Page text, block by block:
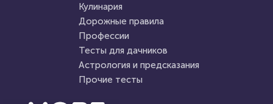
31 марта 2021 223997
Кулинария
Дорожные правила
Профессии
Тесты для дачников
Астрология и предсказания
Прочие тесты